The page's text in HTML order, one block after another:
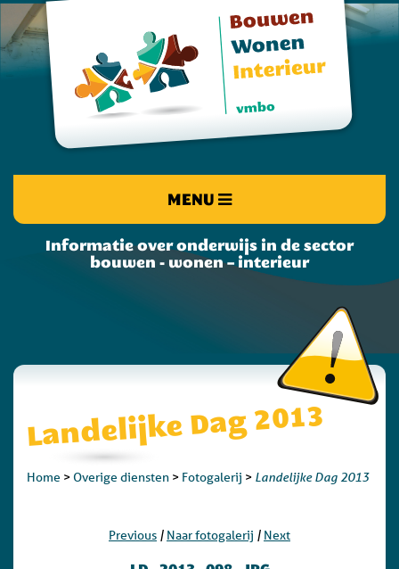
MENU
Informatie over onderwijs in de sector
bouwen - wonen – interieur
Landelijke Dag 2013
Home > Overige diensten > Fotogalerij > Landelijke Dag 2013
Previous | Naar fotogalerij | Next